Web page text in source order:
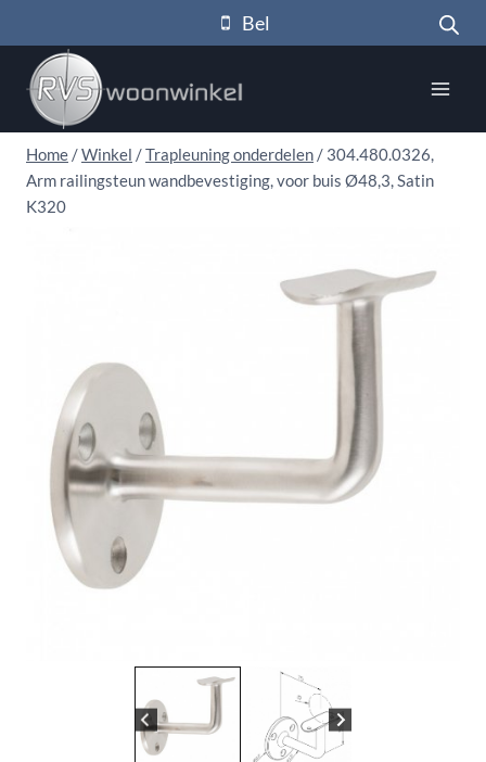
naar
inhoud
Bel
Home /Winkel /Trapleuning onderdelen / 304.480.0326,
Arm railingsteun wandbevestiging, voor buis Ø48,3, Satin
K320